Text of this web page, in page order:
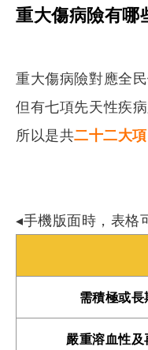
重大傷病險有哪
重大傷病險對應全
但有七項先天性疾
所以是共二十二大項
◂手機版面時，表格
需積極或
嚴重溶血性